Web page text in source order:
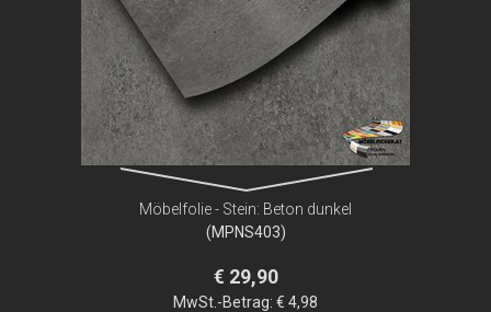
Möbelfolie - Stein: Beton dunkel
(MPNS403)
€ 29,90
MwSt.-Betrag: € 4,98